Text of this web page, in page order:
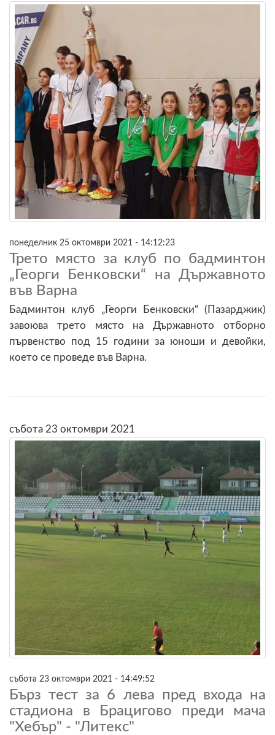
понеделник 25 октомври 2021 - 14:12:23
Трето място за клуб по бадминтон
„Георги Бенковски“ на Държавното
във Варна
Бадминтон клуб „Георги Бенковски“ (Пазарджик)
завоюва трето място на Държавното отборно
първенство под 15 години за юноши и девойки,
което се проведе във Варна.
събота 23 октомври 2021
събота 23 октомври 2021 - 14:49:52
Бърз тест за 6 лева пред входа на
стадиона в Брацигово преди мача
"Хебър" - "Литекс"